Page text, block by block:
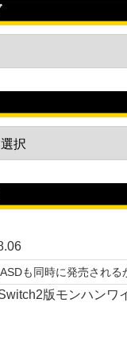
も同時に発売される
版モンハンワ